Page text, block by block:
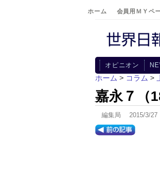
ホーム 会員用ＭＹペ
オピニオン
ホーム > コラム >
嘉永７（
編集局 2015/3/